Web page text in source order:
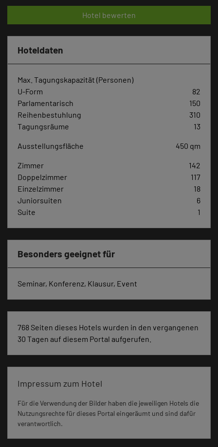
Hotel bewerten
Hoteldaten
Max. Tagungskapazität (Personen)
U-Form
82
Parlamentarisch
150
Reihenbestuhlung
310
Tagungsräume
13
Ausstellungsfläche 450 qm
Zimmer
142
Doppelzimmer
117
Einzelzimmer
18
Juniorsuiten
6
Suite
1
Besonders geeignet für
Seminar, Konferenz, Klausur, Event
768 Seiten dieses Hotels wurden in den vergangenen
30 Tagen auf diesem Portal aufgerufen.
Impressum zum Hotel
Für die Verwendung der Bilder haben die jeweiligen Hotels die
Nutzungsrechte für dieses Portal eingeräumt und sind dafür
verantwortlich.